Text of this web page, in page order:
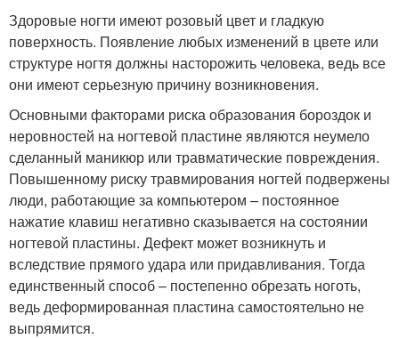
Здоровые ногти имеют розовый цвет и гладкую
поверхность. Появление любых изменений в цвете или
структуре ногтя должны насторожить человека, ведь все
они имеют серьезную причину возникновения.
Основными факторами риска образования бороздок и
неровностей на ногтевой пластине являются неумело
сделанный маникюр или травматические повреждения.
Повышенному риску травмирования ногтей подвержены
люди, работающие за компьютером – постоянное
нажатие клавиш негативно сказывается на состоянии
ногтевой пластины. Дефект может возникнуть и
вследствие прямого удара или придавливания. Тогда
единственный способ – постепенно обрезать ноготь,
ведь деформированная пластина самостоятельно не
выпрямится.